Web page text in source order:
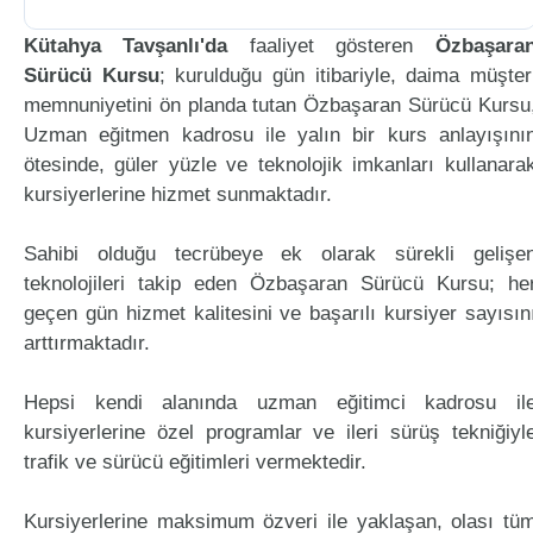
Kütahya Tavşanlı'dafaaliyet gösteren
Sürücü Kursu; kurulduğu gün itibariyle, daima
memnuniyetini ön planda tutan Özbaşaran Sürücü
Uzman eğitmen kadrosu ile yalın bir kurs
ötesinde, güler yüzle ve teknolojik imkanları
kursiyerlerine hizmet sunmaktadır.
Sahibi olduğu tecrübeye ek olarak sürekli
teknolojileri takip eden Özbaşaran Sürücü Kursu;
geçen gün hizmet kalitesini ve başarılı kursiyer
arttırmaktadır.
Hepsi kendi alanında uzman eğitimci kadrosu
kursiyerlerine özel programlar ve ileri sürüş
trafik ve sürücü eğitimleri vermektedir.
Kursiyerlerine maksimum özveri ile yaklaşan, olası